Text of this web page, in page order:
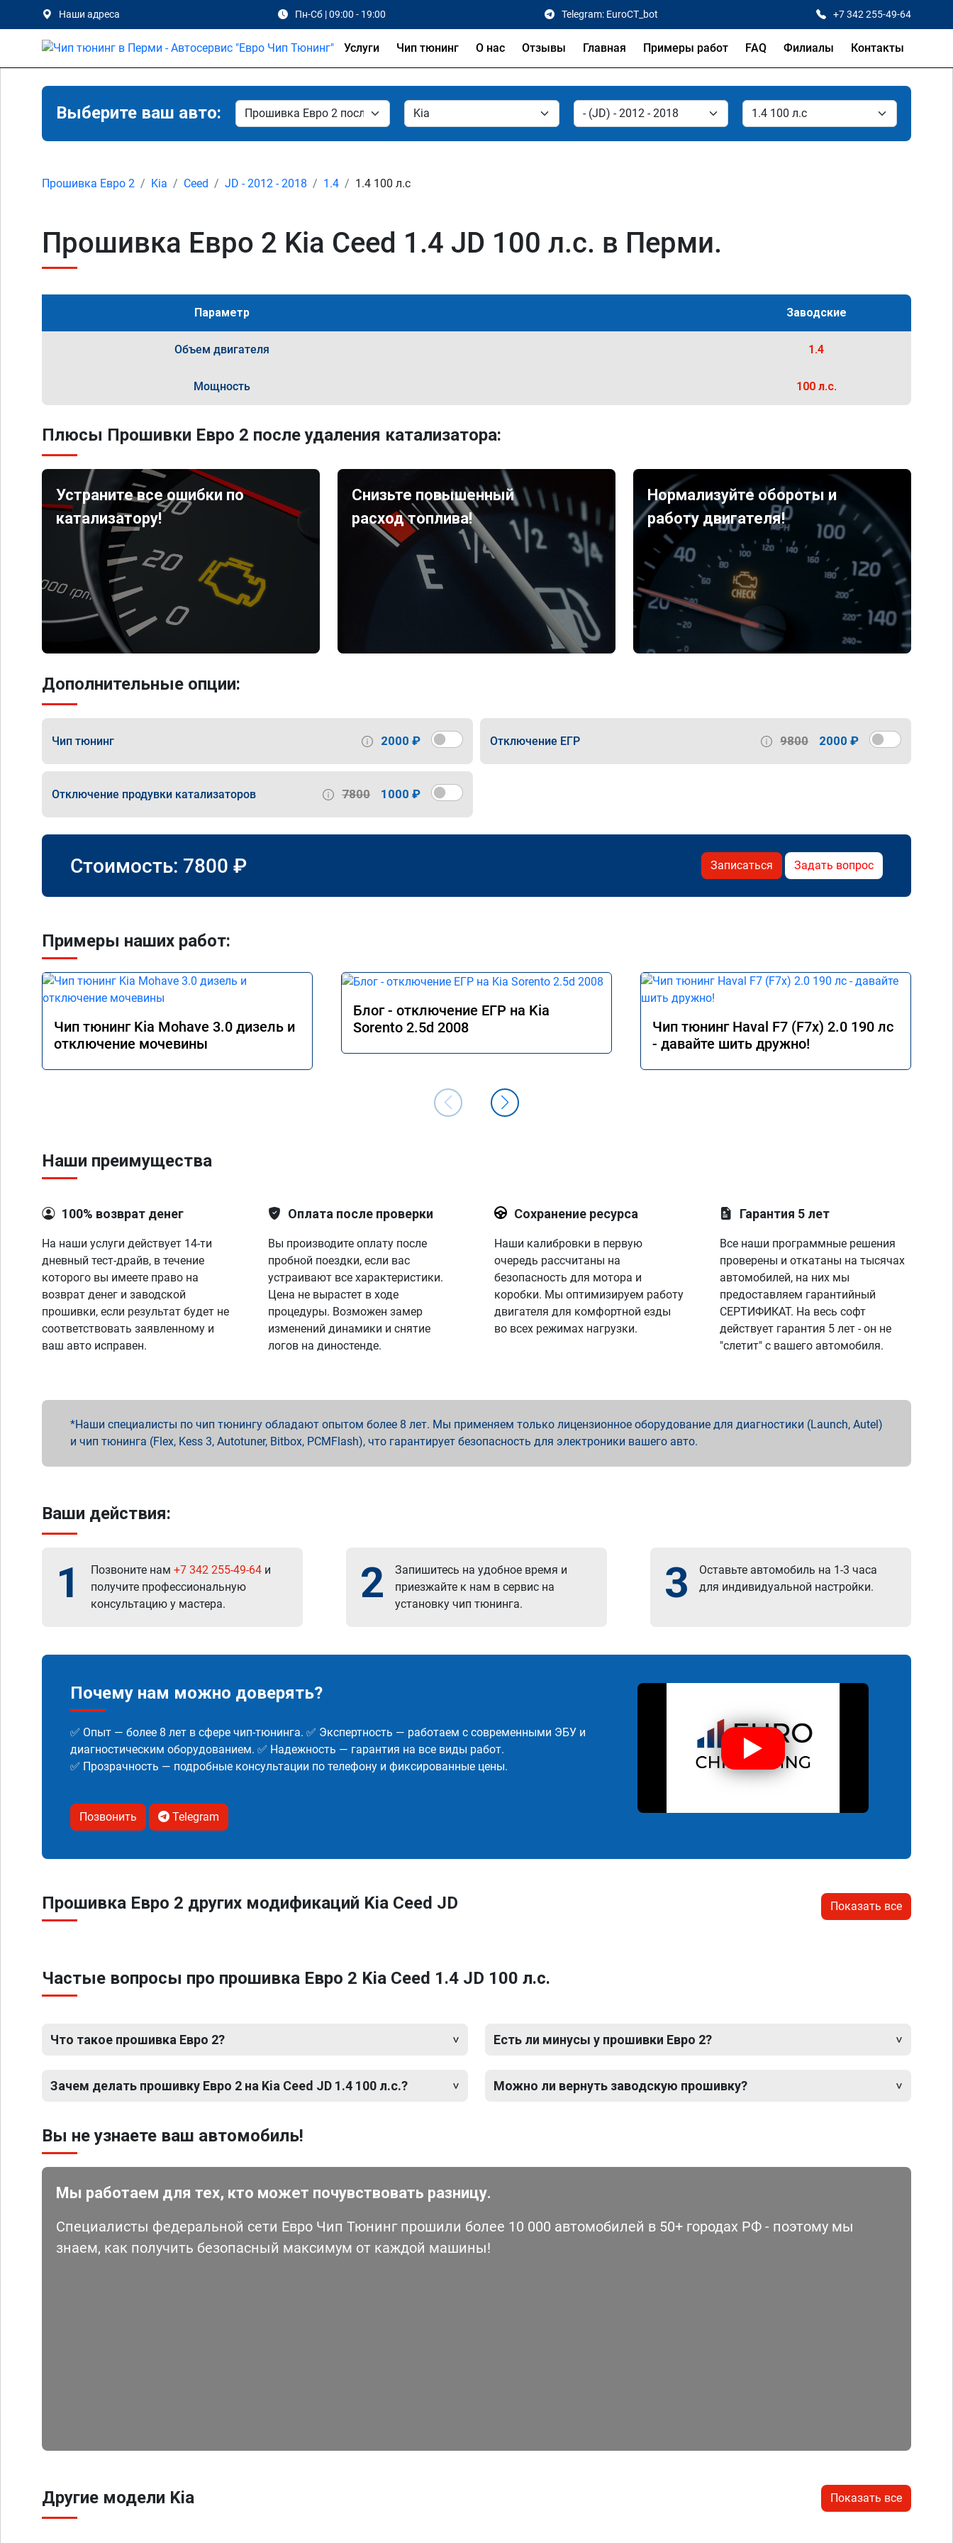
Наши адреса Пн-Сб | 09:00 - 19:00 Telegram: EuroCT_bot +7 342 255-49-64
Услуги Чип тюнинг О нас Отзывы Главная Примеры работ FAQ Филиалы Контакты
Выберите ваш авто:
Прошивка Евро 2 Kia Ceed JD - 2012 - 2018 1.4 1.4 100 л.с
Прошивка Евро 2 Kia Ceed 1.4 JD 100 л.с. в Перми.
Параметр Заводские
Объем двигателя 1.4
Мощность 100 л.с.
Плюсы Прошивки Евро 2 после удаления катализатора:
Устраните все ошибки по
катализатору!
Снизьте повышенный
расход топлива!
Нормализуйте обороты и
работу двигателя!
Дополнительные опции:
Чип тюнинг 2000 ₽ Отключение ЕГР 9800 2000 ₽
Отключение продувки катализаторов 7800 1000 ₽
Стоимость: 7800 ₽ Записаться Задать вопрос
Примеры наших работ:
Чип тюнинг Kia Mohave 3.0 дизель и
отключение мочевины
Блог - отключение ЕГР на Kia
Sorento 2.5d 2008
Чип тюнинг Haval F7 (F7x) 2.0 190 лс
- давайте шить дружно!
Наши преимущества
100% возврат денег
На наши услуги действует 14-ти
дневный тест-драйв, в течение
которого вы имеете право на
возврат денег и заводской
прошивки, если результат будет не
соответствовать заявленному и
ваш авто исправен.
Оплата после проверки
Вы производите оплату после
пробной поездки, если вас
устраивают все характеристики.
Цена не вырастет в ходе
процедуры. Возможен замер
изменений динамики и снятие
логов на диностенде.
Сохранение ресурса
Наши калибровки в первую
очередь рассчитаны на
безопасность для мотора и
коробки. Мы оптимизируем работу
двигателя для комфортной езды
во всех режимах нагрузки.
Гарантия 5 лет
Все наши программные решения
проверены и откатаны на тысячах
автомобилей, на них мы
предоставляем гарантийный
СЕРТИФИКАТ. На весь софт
действует гарантия 5 лет - он не
"слетит" с вашего автомобиля.
Наши специалисты по чип тюнингу обладают опытом более 8 лет. Мы применяем только лицензионное оборудование для диагностики (Launch, Autel)
и чип тюнинга (Flex, Kess 3, Autotuner, Bitbox, PCMFlash), что гарантирует безопасность для электроники вашего авто.
Ваши действия:
1 Позвоните нам +7 342 255-49-64 и
получите профессиональную
консультацию у мастера.
2
Запишитесь на удобное время и
приезжайте к нам в сервис на
установку чип тюнинга.
3
Оставьте автомобиль на 1-3 часа
для индивидуальной настройки.
Почему нам можно доверять?
✅ Опыт — более 8 лет в сфере чип-тюнинга. ✅ Экспертность — работаем с современными ЭБУ и
диагностическим оборудованием. ✅ Надежность — гарантия на все виды работ.
✅ Прозрачность — подробные консультации по телефону и фиксированные цены.
Позвонить Telegram
Прошивка Евро 2 других модификаций Kia Ceed JD Показать все
Частые вопросы про прошивка Евро 2 Kia Ceed 1.4 JD 100 л.с.
Что такое прошивка Евро 2?
Зачем делать прошивку Евро 2 на Kia Ceed JD 1.4 100 л.с.?
Есть ли минусы у прошивки Евро 2?
Можно ли вернуть заводскую прошивку?
Вы не узнаете ваш автомобиль!
Мы работаем для тех, кто может почувствовать разницу.
Специалисты федеральной сети Евро Чип Тюнинг прошили более 10 000 автомобилей в 50+ городах РФ - поэтому мы
знаем, как получить безопасный максимум от каждой машины!
Другие модели Kia Показать все